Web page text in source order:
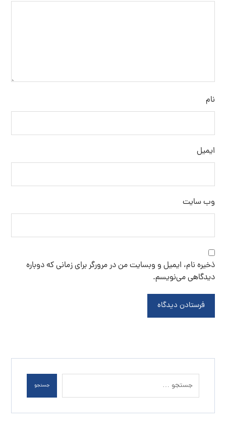
نام
ایمیل
وب‌ سایت
ذخیره نام، ایمیل و وبسایت من در مرورگر برای زمانی که دوباره
دیدگاهی می‌نویسم.
فرستادن دیدگاه
جستجو